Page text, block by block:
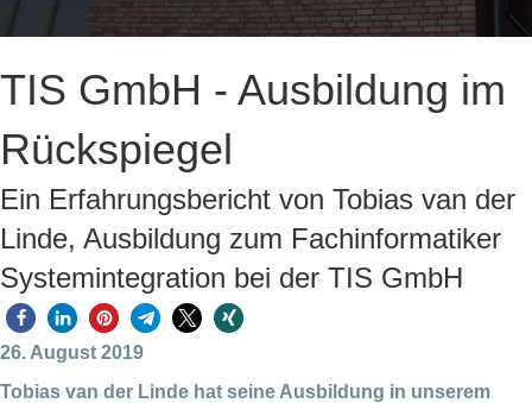
TIS GmbH - Ausbildung im
Rückspiegel
Ein Erfahrungsbericht von Tobias van der
Linde, Ausbildung zum Fachinformatiker
Systemintegration bei der TIS GmbH
26. August 2019
Tobias van der Linde hat seine Ausbildung in unserem